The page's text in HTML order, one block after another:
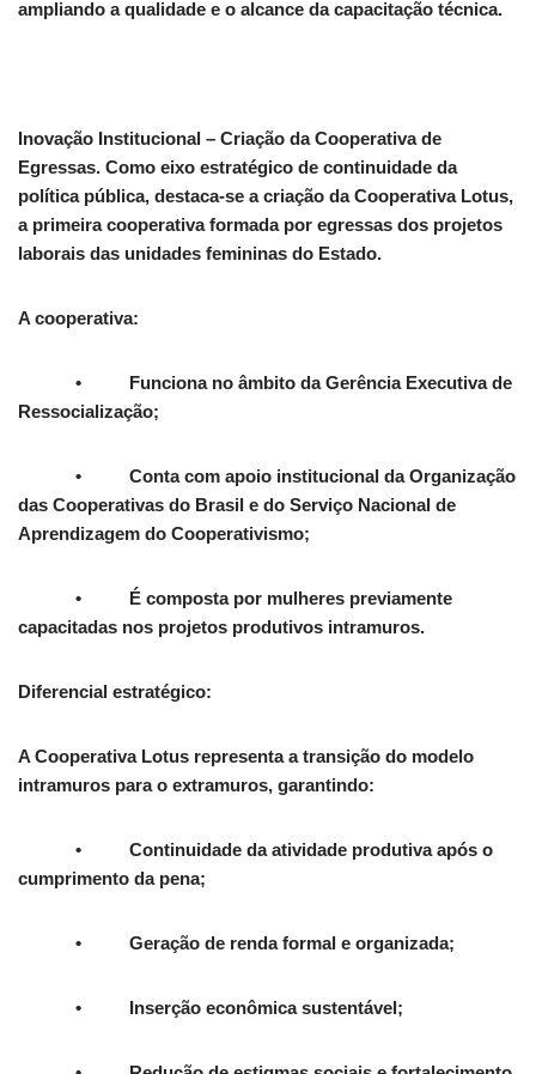
ampliando a qualidade e o alcance da capacitação técnica.
Inovação Institucional – Criação da Cooperativa de
Egressas. Como eixo estratégico de continuidade da
política pública, destaca-se a criação da Cooperativa Lotus,
a primeira cooperativa formada por egressas dos projetos
laborais das unidades femininas do Estado.
A cooperativa:
• Funciona no âmbito da Gerência Executiva de
Ressocialização;
• Conta com apoio institucional da Organização
das Cooperativas do Brasil e do Serviço Nacional de
Aprendizagem do Cooperativismo;
• É composta por mulheres previamente
capacitadas nos projetos produtivos intramuros.
Diferencial estratégico:
A Cooperativa Lotus representa a transição do modelo
intramuros para o extramuros, garantindo:
• Continuidade da atividade produtiva após o
cumprimento da pena;
• Geração de renda formal e organizada;
• Inserção econômica sustentável;